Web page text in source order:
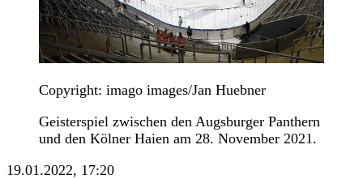
Copyright: imago images/Jan Huebner
Geisterspiel zwischen den Augsburger Panthern
und den Kölner Haien am 28. November 2021.
19.01.2022, 17:20